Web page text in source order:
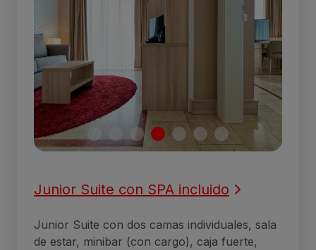
Junior Suite con SPA incluido
Junior Suite con dos camas individuales, sala
de estar, minibar (con cargo), caja fuerte,